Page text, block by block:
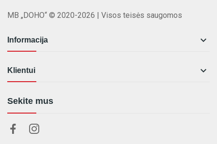
MB „DOHO“ © 2020-2026 | Visos teisės saugomos
Informacija 
Klientui 
Sekite mus